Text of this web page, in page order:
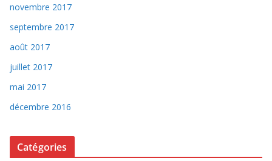
novembre 2017
septembre 2017
août 2017
juillet 2017
mai 2017
décembre 2016
Catégories